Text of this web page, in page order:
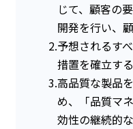
じて、顧客の
開発を行い、
2.予想されるす
措置を確立する
3.高品質な製品
め、「品質マ
効性の継続的